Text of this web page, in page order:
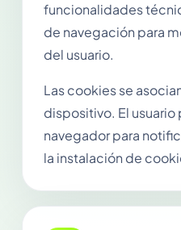
funcionalidades
de navegación para
del usuario.
Las cookies se
dispositivo. El
navegador para
la instalación de